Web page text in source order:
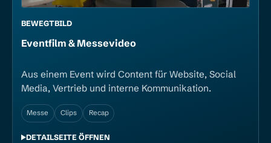
BEWEGTBILD
Event­film & Messe­video
Aus einem Event wird Content für Website, Social
Media, Vertrieb und interne Kommunikation.
Messe Clips Recap
DETAILSEITE ÖFFNEN